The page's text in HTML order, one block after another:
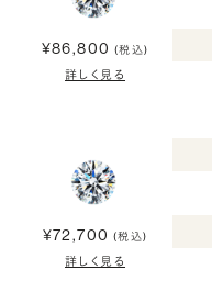
¥86,800 (税込)
詳しく見る
¥72,700 (税込)
詳しく見る